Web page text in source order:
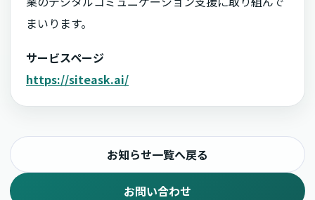
まいります。
サービスページ
https://siteask.ai/
お知らせ一覧へ戻る
お問い合わせ